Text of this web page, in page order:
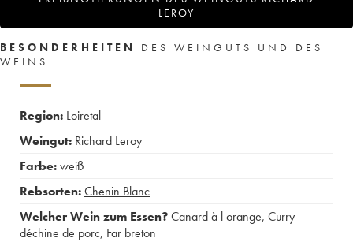
LEROY
BESONDERHEITEN
DES WEINGUTS UND DES
WEINS
Region: Loiretal
Weingut: Richard Leroy
Farbe:weiß
Rebsorten:Chenin Blanc
Welcher Wein zum Essen?Canard à l orange, Curry
déchine de porc, Far breton